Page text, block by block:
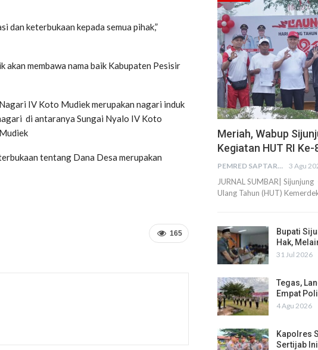
dan keterbukaan kepada semua pihak,”
membawa nama baik Kabupaten Pesisir
IV Koto Mudiek merupakan nagari induk
di antaranya Sungai Nyalo IV Koto
tentang Dana Desa merupakan
165
Meriah, Wabup
Kegiatan HUT RI
PEMRED SAPTARIUS 3 Agu
JURNAL SUMBAR|
Ulang Tahun (HUT)
Bupati
Hak,
31 Jul 2026
Tegas,
Empat
4 Agu 2026
Kapolres
Sertijab